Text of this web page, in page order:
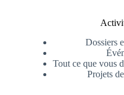
Dossiers
Tout ce que vous
Projets